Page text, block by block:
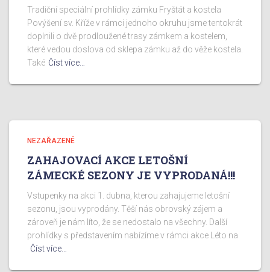
Tradiční speciální prohlídky zámku Fryštát a kostela
Povýšení sv. Kříže v rámci jednoho okruhu jsme tentokrát
doplnili o dvě prodloužené trasy zámkem a kostelem,
které vedou doslova od sklepa zámku až do věže kostela.
Také Číst více…
NEZAŘAZENÉ
ZAHAJOVACÍ AKCE LETOŠNÍ
ZÁMECKÉ SEZONY JE VYPRODANÁ!!!
Vstupenky na akci 1. dubna, kterou zahajujeme letošní
sezonu, jsou vyprodány. Těší nás obrovský zájem a
zároveň je nám líto, že se nedostalo na všechny. Další
prohlídky s představením nabízíme v rámci akce Léto na
Číst více…